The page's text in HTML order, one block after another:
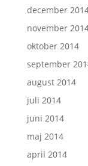
december
november
oktober 2014
september
august 2014
juli 2014
juni 2014
maj 2014
april 2014